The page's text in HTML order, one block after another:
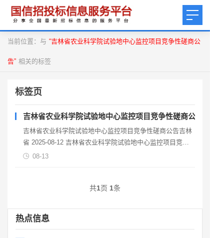
当前位置：与 “吉林省农业科学院试验地中心监控项目竞争性磋商公
告” 相关的标签
标签页
吉林省农业科学院试验地中心监控项目竞争性磋商公告
吉林省农业科学院试验地中心监控项目竞争性磋商公告吉林
省 2025-08-12 吉林省农业科学院试验地中心监控项目竞争
性磋商公告项目概况受吉林省农业科学院（中国农
08-13
共1页 1条
热点信息